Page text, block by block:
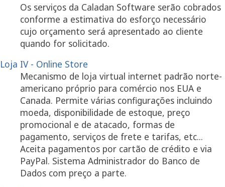
Os serviços da Caladan Software serão cobrados
conforme a estimativa do esforço necessário
cujo orçamento será apresentado ao cliente
quando for solicitado.
Loja IV - Online Store
Mecanismo de loja virtual internet padrão norte-
americano próprio para comércio nos EUA e
Canada. Permite várias configurações incluindo
moeda, disponibilidade de estoque, preço
promocional e de atacado, formas de
pagamento, serviços de frete e tarifas, etc...
Aceita pagamentos por cartão de crédito e via
PayPal. Sistema Administrador do Banco de
Dados com preço a parte.